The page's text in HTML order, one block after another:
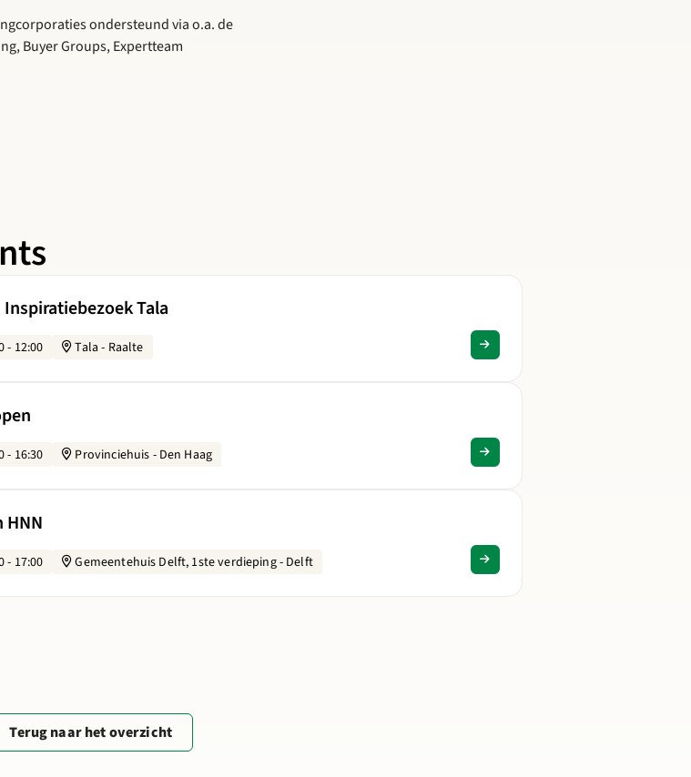
ondersteund via o.a. de
Buyer Groups, Expertteam
Tala
- 12:00 Tala - Raalte
Inspiratiebezoek Tala
- 16:30 Provinciehuis - Den Haag
- 17:00 Gemeentehuis Delft, 1ste verdieping - Delft
Terug naar het overzicht